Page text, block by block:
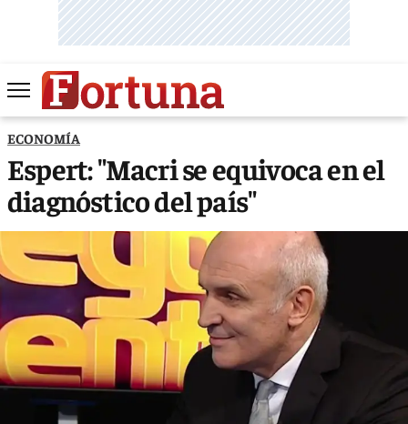
ECONOMÍA
Espert: "Macri se equivoca en el
diagnóstico del país"